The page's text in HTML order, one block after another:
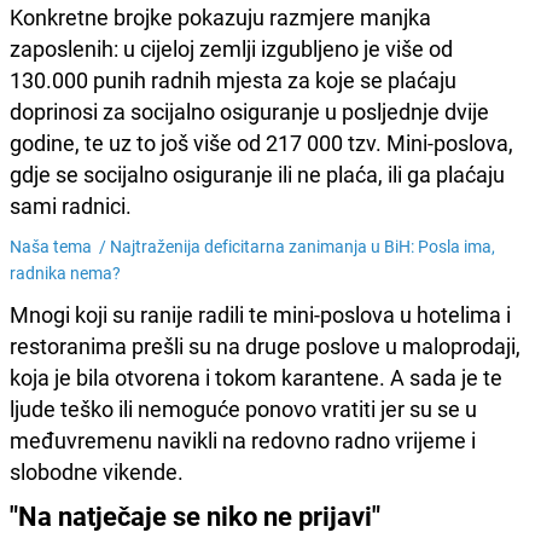
Konkretne brojke pokazuju razmjere manjka
zaposlenih: u cijeloj zemlji izgubljeno je više od
130.000 punih radnih mjesta za koje se plaćaju
doprinosi za socijalno osiguranje u posljednje dvije
godine, te uz to još više od 217 000 tzv. Mini-poslova,
gdje se socijalno osiguranje ili ne plaća, ili ga plaćaju
sami radnici.
Naša tema / Najtraženija deficitarna zanimanja u BiH: Posla ima,
radnika nema?
Mnogi koji su ranije radili te mini-poslova u hotelima i
restoranima prešli su na druge poslove u maloprodaji,
koja je bila otvorena i tokom karantene. A sada je te
ljude teško ili nemoguće ponovo vratiti jer su se u
međuvremenu navikli na redovno radno vrijeme i
slobodne vikende.
"Na natječaje se niko ne prijavi"